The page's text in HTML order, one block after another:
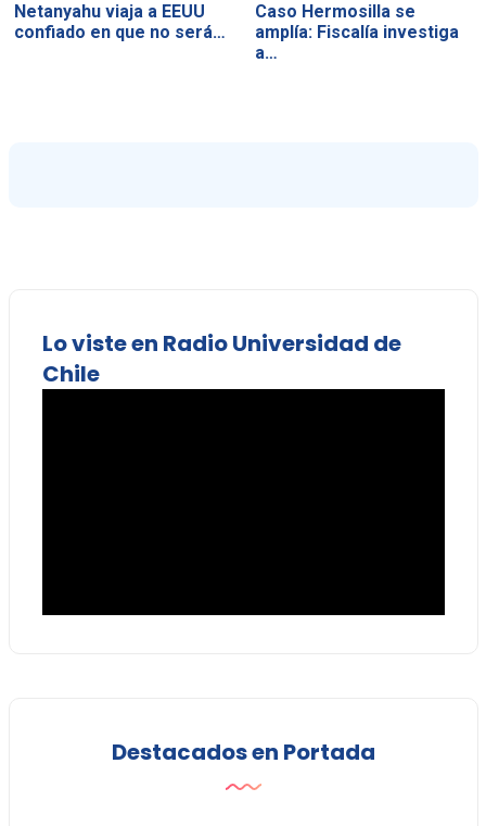
Netanyahu viaja a EEUU
confiado en que no será…
Caso Hermosilla se
amplía: Fiscalía investiga
a…
Lo viste en Radio Universidad de
Chile
Destacados en Portada